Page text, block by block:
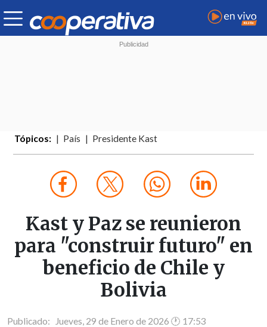
Tópicos: País Presidente Kast
Kast y Paz se reunieron
para "construir futuro" en
beneficio de Chile y
Bolivia
Publicado: Jueves, 29 de Enero de 2026 🕐 17:53